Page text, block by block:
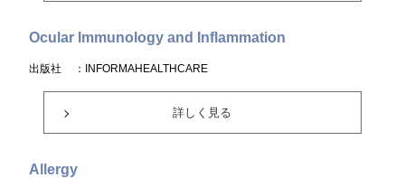
Ocular Immunology and Inflammation
出版社 ：INFORMAHEALTHCARE
詳しく見る
Allergy